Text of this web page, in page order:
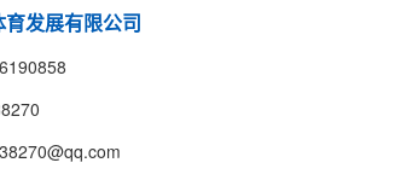
发展有限公司